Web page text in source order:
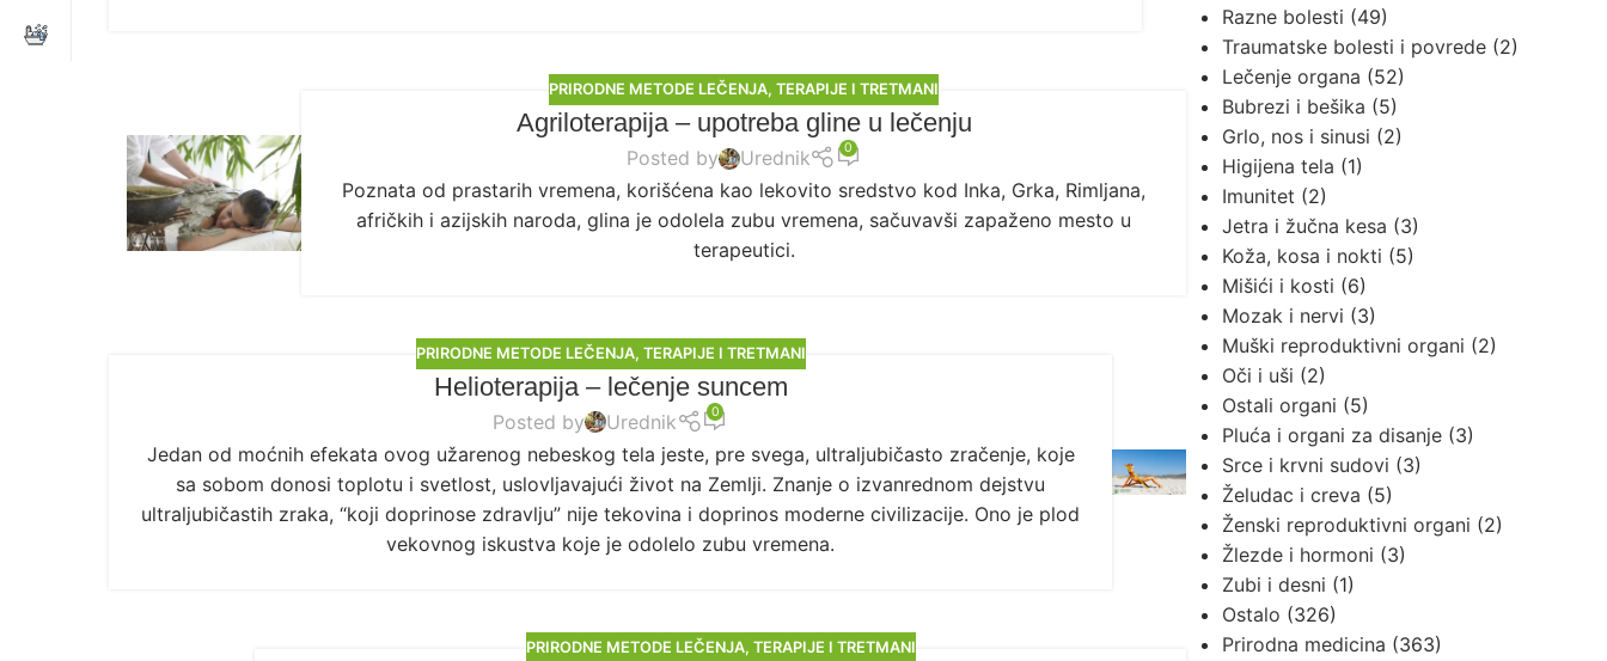
PRIRODNE METODE LEČENJA,TERAPIJE I TRETMANI
Agriloterapija – upotreba gline u lečenju
Posted by Urednik 0
Poznata od prastarih vremena, korišćena kao lekovito sredstvo kod Inka, Grka, Rimljana,
afričkih i azijskih naroda, glina je odolela zubu vremena, sačuvavši zapaženo mesto u
terapeutici.
PRIRODNE METODE LEČENJA, TERAPIJE I TRETMANI
Helioterapija – lečenje suncem
Posted by Urednik 0
Jedan od moćnih efekata ovog užarenog nebeskog tela jeste, pre svega, ultraljubičasto zračenje, koje
sa sobom donosi toplotu i svetlost, uslovljavajući život na Zemlji. Znanje o izvanrednom dejstvu
ultraljubičastih zraka, “koji doprinose zdravlju” nije tekovina i doprinos moderne civilizacije. Ono je plod
vekovnog iskustva koje je odolelo zubu vremena.
PRIRODNE METODE LEČENJA, TERAPIJE I TRETMANI
Razne bolesti (49)
Traumatske bolesti i povrede (2)
Lečenje organa (52)
Bubrezi i bešika (5)
Grlo, nos i sinusi (2)
Higijena tela (1)
Imunitet (2)
Jetra i žučna kesa (3)
Koža, kosa i nokti (5)
Mišići i kosti (6)
Mozak i nervi (3)
Muški reproduktivni organi (2)
Oči i uši (2)
Ostali organi (5)
Pluća i organi za disanje (3)
Srce i krvni sudovi (3)
Želudac i creva (5)
Ženski reproduktivni organi (2)
Žlezde i hormoni (3)
Zubi i desni (1)
Ostalo (326)
Prirodna medicina (363)